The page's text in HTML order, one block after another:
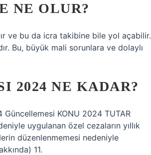
NE OLUR?
ve bu da icra takibine bile yol açabilir.
Bu, büyük mali sorunlara ve dolaylı
2024 NE KADAR?
KONU 2024 TUTAR
uygulanan özel cezaların yıllık
düzenlenmemesi nedeniyle
11.